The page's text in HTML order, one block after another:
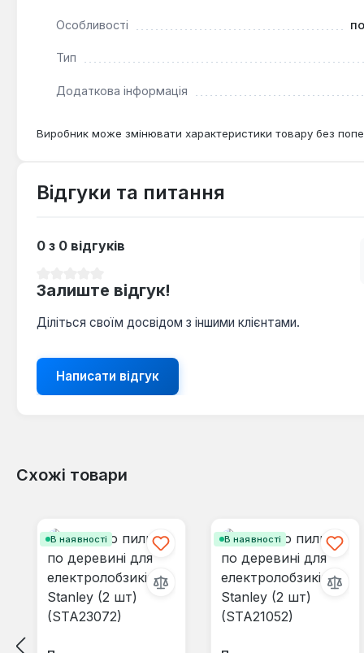
Особливості
Тип
Додаткова інформація
Виробник може змінювати характеристики товару без
Відгуки та питання
0 з 0 відгуків
Залиште відгук!
Діліться своїм досвідом з іншими клієнтами.
Написати відгук
Схожі товари
В наявності В наявності